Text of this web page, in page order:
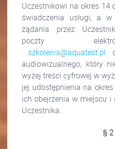
Uczestnikowi na okres 14
świadczenia usługi, a w
żądania przez
poczty
szkolenia@aquatest.pl
audiowizualnego, który
wyżej treści cyfrowej w
jej udostępnienia na
ich obejrzenia w miejscu i
Uczestnika.
§ 2